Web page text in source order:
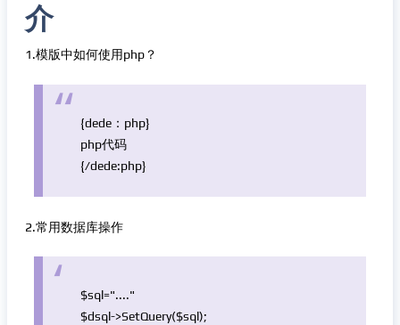
介
1.模版中如何使用php？
{dede：php}
php代码
{/dede:php}
2.常用数据库操作
$sql="...."
$dsql->SetQuery($sql);